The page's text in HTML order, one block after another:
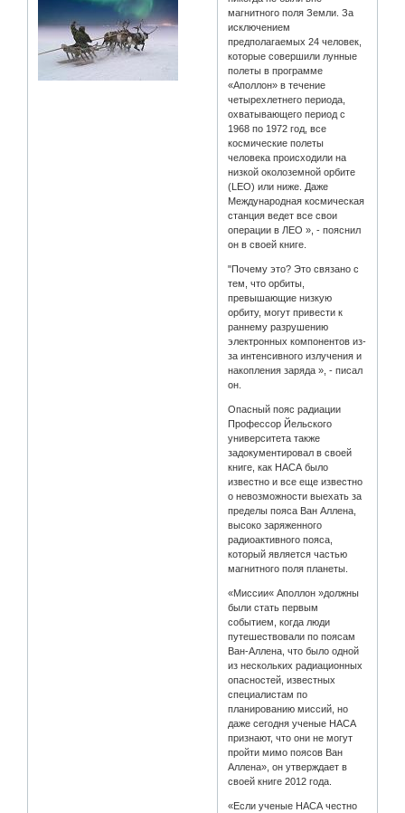
магнитного поля Земли. За
исключением
предполагаемых 24 человек,
которые совершили лунные
полеты в программе
«Аполлон» в течение
четырехлетнего периода,
охватывающего период с
1968 по 1972 год, все
космические полеты
человека происходили на
низкой околоземной орбите
(LEO) или ниже. Даже
Международная космическая
станция ведет все свои
операции в ЛЕО », - пояснил
он в своей книге.
"Почему это? Это связано с
тем, что орбиты,
превышающие низкую
орбиту, могут привести к
раннему разрушению
электронных компонентов из-
за интенсивного излучения и
накопления заряда », - писал
он.
Опасный пояс радиации
Профессор Йельского
университета также
задокументировал в своей
книге, как НАСА было
известно и все еще известно
о невозможности выехать за
пределы пояса Ван Аллена,
высоко заряженного
радиоактивного пояса,
который является частью
магнитного поля планеты.
«Миссии« Аполлон »должны
были стать первым
событием, когда люди
путешествовали по поясам
Ван-Аллена, что было одной
из нескольких радиационных
опасностей, известных
специалистам по
планированию миссий, но
даже сегодня ученые НАСА
признают, что они не могут
пройти мимо поясов Ван
Аллена», он утверждает в
своей книге 2012 года.
«Если ученые НАСА честно